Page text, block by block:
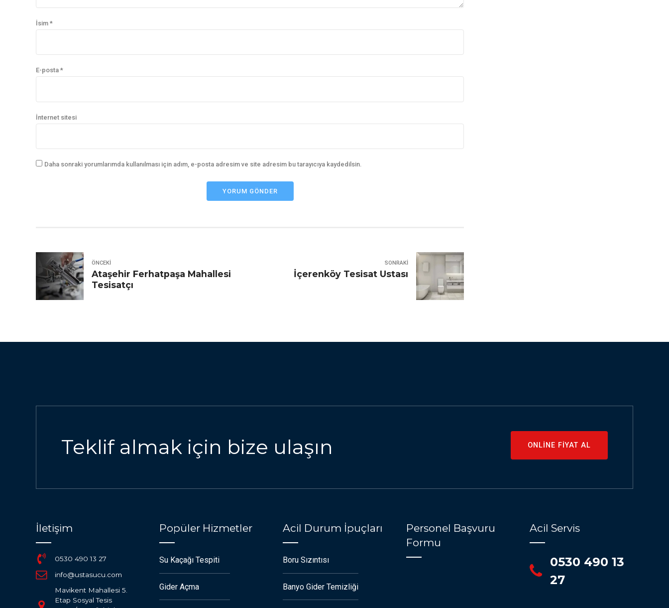
İsim *
E-posta *
İnternet sitesi
Daha sonraki yorumlarımda kullanılması için adım, e-posta adresim ve site adresim bu tarayıcıya kaydedilsin.
YORUM GÖNDER
ÖNCEKI
Ataşehir Ferhatpaşa Mahallesi
Tesisatçı
SONRAKI
İçerenköy Tesisat Ustası
Teklif almak için bize ulaşın ONLİNE FİYAT AL
İletişim
0530 490 13 27
info@ustasucu.com
Mavikent Mahallesi 5.
Etap Sosyal Tesis
Popüler Hizmetler
Su Kaçağı Tespiti
Gider Açma
Acil Durum İpuçları
Boru Sızıntısı
Banyo Gider Temizliği
Personel Başvuru
Formu
Acil Servis
0530 490 13
27